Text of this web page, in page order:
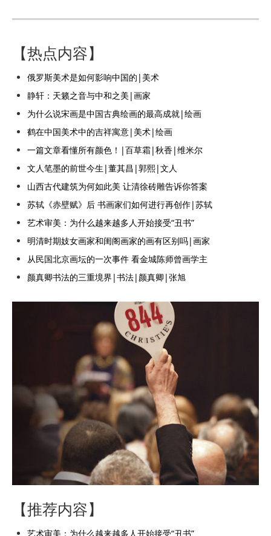
【热点内容】
俄罗斯美术是如何影响中国的|美术
静轩：天籁之音与中和之美|画家
为什么说宋画是中国古典绘画的最高成就|绘画
鹤在中国美术中的吉祥寓意|美术|绘画
一篇文章看懂所有颜色！|百草霜|秋香|维米尔
文人笔墨的前世今生|董其昌|郭熙|文人
山西古代建筑为何如此美 让清徐砖雕告诉你答案
苏轼《赤壁赋》后 书画家们如何进行再创作|苏轼
艺术审美：为什么越来越多人开始接受“丑书”
明清时期妓女画家和闺阁画家的画有区别吗|画家
从民国北京画坛的一次事件 看金城陈师曾画学主
颜真卿书法的三重境界|书法|颜真卿|张旭
【推荐内容】
艺术审美：为什么越来越多人开始接受“丑书”